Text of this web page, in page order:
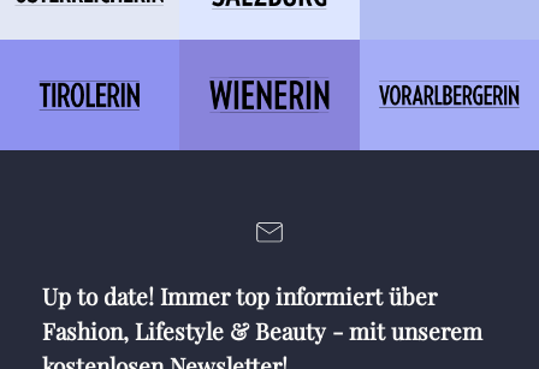
Up to date! Immer top informiert über
Fashion, Lifestyle & Beauty - mit unserem